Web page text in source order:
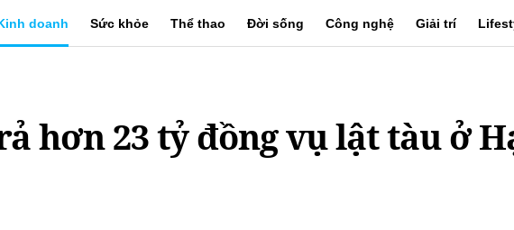
doanh Sức khỏe Thể thao Đời sống Công nghệ Giải trí
hơn 23 tỷ đồng vụ lật tàu ở